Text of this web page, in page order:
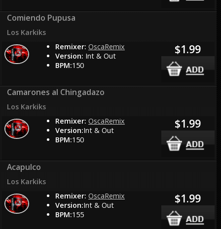
Comiendo Pupusa
Los Karkiks
Remixer: OscaRemix
Version: Int & Out
BPM:150
$1.99
Camarones al Chingadazo
Los Karkiks
Remixer: OscaRemix
Version:Int & Out
BPM:150
$1.99
Acapulco
Los Karkiks
Remixer: OscaRemix
Version:Int & Out
BPM:155
$1.99